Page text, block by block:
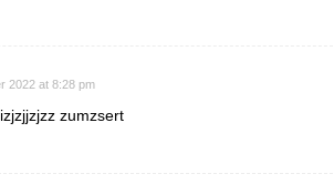
2022 at 8:28 pm
zumzsert